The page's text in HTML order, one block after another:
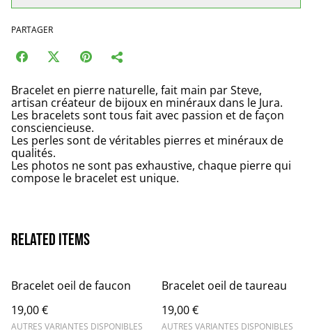
PARTAGER
Bracelet en pierre naturelle, fait main par Steve,
artisan créateur de bijoux en minéraux dans le Jura.
Les bracelets sont tous fait avec passion et de façon
consciencieuse.
Les perles sont de véritables pierres et minéraux de
qualités.
Les photos ne sont pas exhaustive, chaque pierre qui
compose le bracelet est unique.
Related items
Bracelet oeil de faucon
19,00 €
AUTRES VARIANTES DISPONIBLES
Bracelet oeil de taureau
19,00 €
AUTRES VARIANTES DISPONIBLES